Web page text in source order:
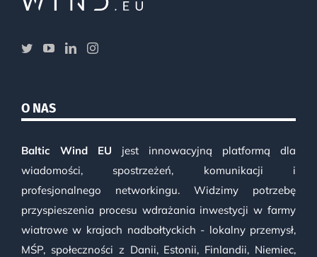
O NAS
Baltic Wind EU jest innowacyjną platformą dla
wiadomości, spostrzeżeń, komunikacji i
profesjonalnego networkingu. Widzimy potrzebę
przyspieszenia procesu wdrażania inwestycji w farmy
wiatrowe w krajach nadbałtyckich - lokalny przemysł,
MŚP, społeczności z Danii, Estonii, Finlandii, Niemiec,